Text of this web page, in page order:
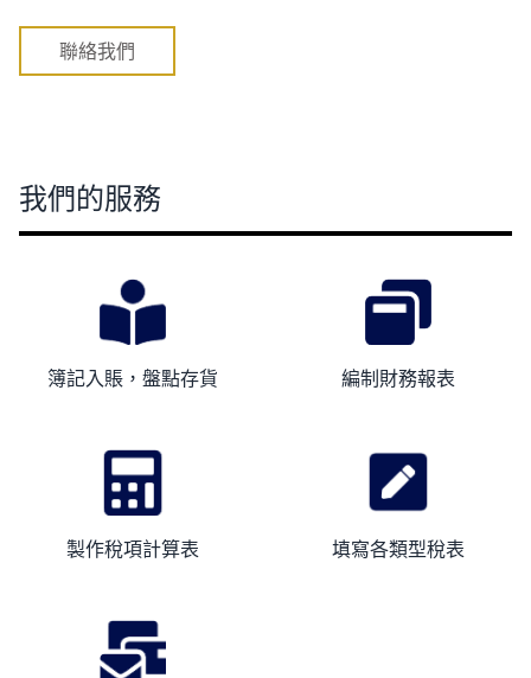
聯絡我們
我們的服務
簿記入賬，盤點存貨 編制財務報表
製作稅項計算表 填寫各類型稅表